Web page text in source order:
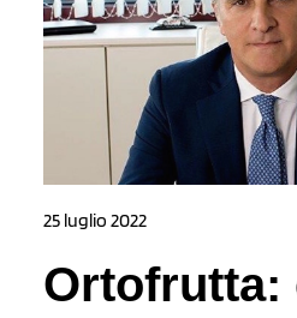
25 luglio 2022
Ortofrutta: